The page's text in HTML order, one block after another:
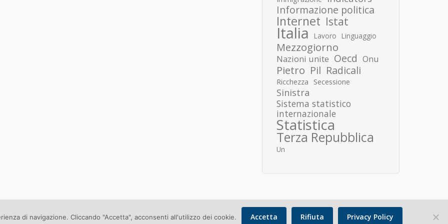
Informazione politica
Internet Istat
Italia Lavoro Linguaggio
Mezzogiorno
Nazioni unite Oecd Onu
Pietro Pil Radicali
Ricchezza Secessione
Sinistra
Sistema statistico
internazionale
Statistica
Terza Repubblica
Un
Copyright © 2026 Donato Speroni |Privacy Policy
di navigazione. Cliccando "Accetta", acconsenti all'utilizzo dei cookie. Accetta Rifiuta Privacy Policy